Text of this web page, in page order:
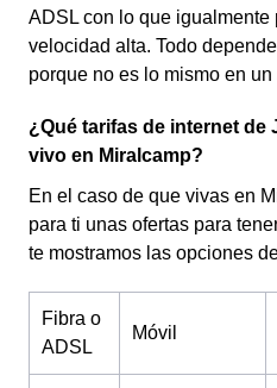
ADSL con lo que igualmente
velocidad alta. Todo
porque no es lo mismo en
¿Qué tarifas de internet de
vivo en Miralcamp?
En el caso de que vivas en
para ti unas ofertas para
te mostramos las opciones
Fibra o
ADSL
Móvil